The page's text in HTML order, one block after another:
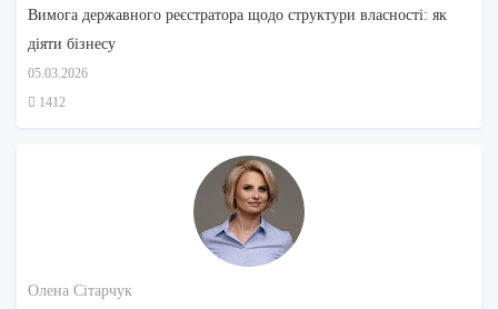
Вимога державного реєстратора щодо структури власності: як
діяти бізнесу
05.03.2026
1412
Олена Сітарчук